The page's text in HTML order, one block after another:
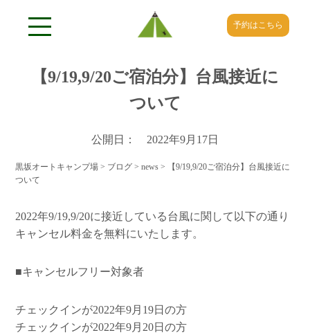
予約はこちら
【9/19,9/20ご宿泊分】台風接近に
ついて
公開日： 2022年9月17日
黒坂オートキャンプ場 > ブログ >news >
【9/19,9/20ご宿泊分】台風接近に
ついて
2022年9/19,9/20に接近している台風に関して以下の通り
キャンセル料金を無料にいたします。
■キャンセルフリー対象者
チェックインが2022年9月19日の方
チェックインが2022年9月20日の方